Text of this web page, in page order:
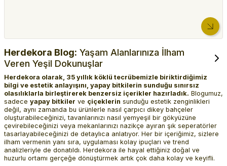
Herdekora Blog: Yaşam Alanlarınıza İlham
Veren Yeşil Dokunuşlar
Herdekora olarak, 35 yıllık köklü tecrübemizle biriktirdiğimiz
bilgi ve estetik anlayışını, yapay bitkilerin sunduğu sınırsız
olasılıklarla birleştirerek benzersiz içerikler hazırladık. Blogumuz,
sadece yapay bitkiler ve çiçeklerin sunduğu estetik zenginlikleri
değil, aynı zamanda bu ürünlerle nasıl çarpıcı dikey bahçeler
oluşturabileceğinizi, tavanlarınızı nasıl yemyeşil bir gökyüzüne
çevirebileceğinizi veya mekanlarınızı nazikçe ayıran şık seperatörler
tasarlayabileceğinizi de detaylıca anlatıyor. Her bir içeriğimiz, sizlere
ilham vermenin yanı sıra, uygulaması kolay ipuçları ve trend
analizleriyle de donatıldı. Herdekora ile hayal ettiğiniz doğal ve
huzurlu ortamı gerçeğe dönüştürmek artık çok daha kolay ve keyifli.